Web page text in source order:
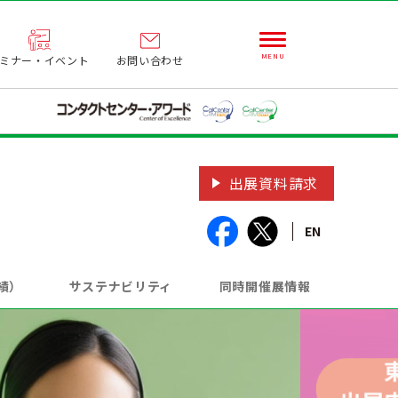
ナー・イベント お問い合わせ
出展資料請求
EN
サステナビリティ 同時開催展情報